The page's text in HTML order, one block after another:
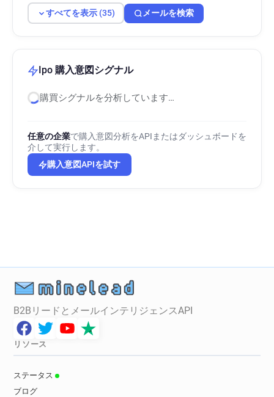
i********@ipo.gov.uk
w********@ipo.gov.uk
g******@ipo.gov.uk
h*********@ipo.gov.uk
r***********@ipo.gov.uk
m************@ipo.gov.uk
i*******@ipo.gov.uk
a**********@ipo.gov.uk
c***********@ipo.gov.uk
k*********@ipo.gov.uk
すべてを表示 (35) メールを検索
Ipo 購入意図シグナル
購買シグナルを分析しています…
任意の企業で購入意図分析をAPIまたはダッシュボードを
介して実行します。
購入意図APIを試す
B2BリードとメールインテリジェンスAPI
リソース
ステータス
ブログ